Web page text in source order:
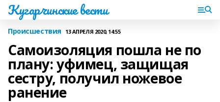
Кугарчинские вести
Происшествия 13 АПРЕЛЯ 2020, 14:55
Самоизоляция пошла не по
плану: уфимец, защищая
сестру, получил ножевое
ранение